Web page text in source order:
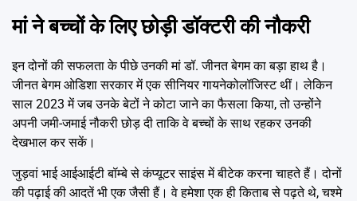
मां ने बच्चों के लिए छोड़ी डॉक्टरी की नौकरी
इन दोनों की सफलता के पीछे उनकी मां डॉ. जीनत बेगम का बड़ा हाथ है।
जीनत बेगम ओडिशा सरकार में एक सीनियर गायनेकोलॉजिस्ट थीं। लेकिन
साल 2023 में जब उनके बेटों ने कोटा जाने का फैसला किया, तो उन्होंने
अपनी जमी-जमाई नौकरी छोड़ दी ताकि वे बच्चों के साथ रहकर उनकी
देखभाल कर सकें।
जुड़वां भाई आईआईटी बॉम्बे से कंप्यूटर साइंस में बीटेक करना चाहते हैं। दोनों
की पढ़ाई की आदतें भी एक जैसी हैं। वे हमेशा एक ही किताब से पढ़ते थे, चश्मे